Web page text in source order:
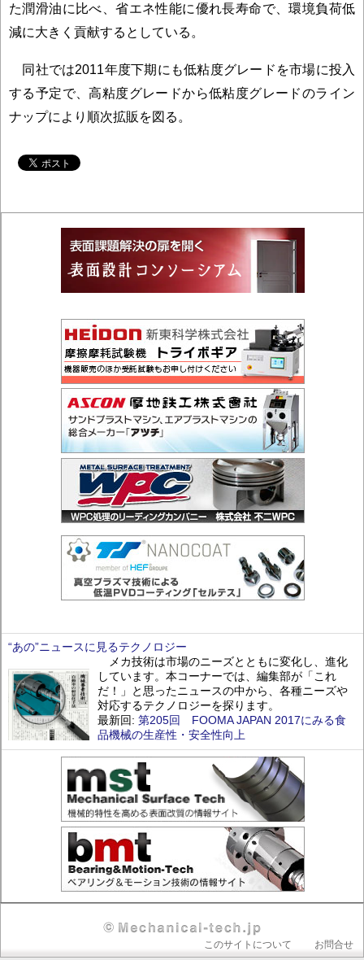
た潤滑油に比べ、省エネ性能に優れ長寿命で、環境負荷低
減に大きく貢献するとしている。
同社では2011年度下期にも低粘度グレードを市場に投入
する予定で、高粘度グレードから低粘度グレードのライン
ナップにより順次拡販を図る。
“あの”ニュースに見るテクノロジー
メカ技術は市場のニーズとともに変化し、進化
しています。本コーナーでは、編集部が「これ
だ！」と思ったニュースの中から、各種ニーズや
対応するテクノロジーを探ります。
最新回: 第205回 FOOMA JAPAN 2017にみる食
品機械の生産性・安全性向上
Header
このサイトについて お問合せ